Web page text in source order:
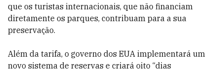
que os turistas internacionais, que não financiam
diretamente os parques, contribuam para a sua
preservação.
Além da tarifa, o governo dos EUA implementará um
novo sistema de reservas e criará oito “dias